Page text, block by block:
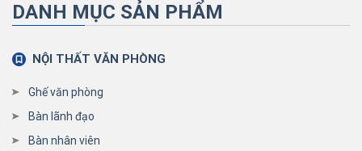
DANH MỤC SẢN PHẨM
NỘI THẤT VĂN PHÒNG
Ghế văn phòng
Bàn lãnh đạo
Bàn nhân viên